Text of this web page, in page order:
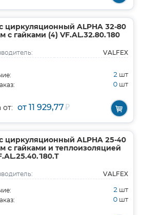
циркуляционный ALPHA 32-80
с гайками (4) VF.AL.32.80.180
VALFEX
2 шт
0 шт
от: от 11 929,77₽
циркуляционный ALPHA 25-40
с гайками и теплоизоляцией
VALFEX
2 шт
0 шт